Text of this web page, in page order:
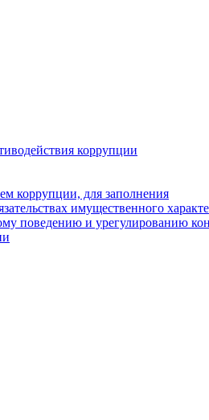
коррупции
коррупции, для заполнения
имущественного
поведению и урегулированию